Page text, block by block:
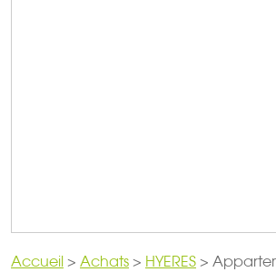
Accueil > Achats > HYERES >